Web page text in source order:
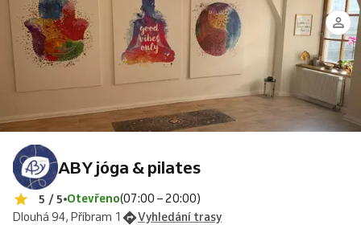
ABY jóga & pilates
5 / 5 Otevřeno(07:00 – 20:00)
Dlouhá 94, Příbram 1
Vyhledání trasy